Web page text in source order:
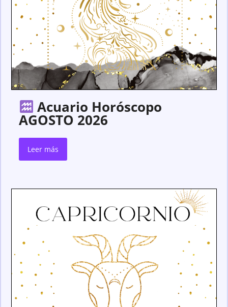
Acuario Horóscopo
AGOSTO 2026
Leer más